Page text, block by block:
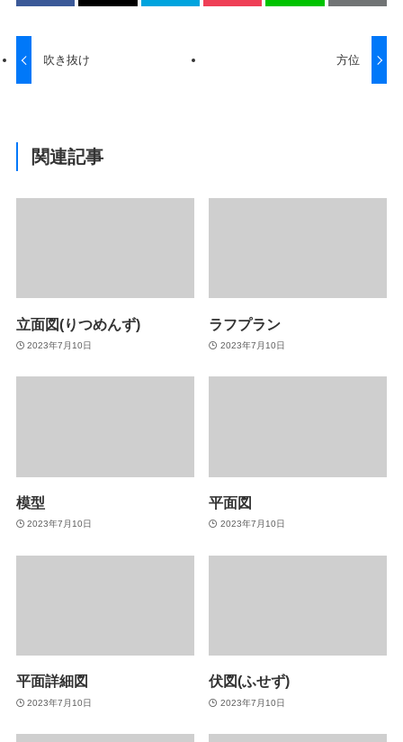
吹き抜け 方位
関連記事
立面図(りつめんず)
2023年7月10日
ラフプラン
2023年7月10日
模型
2023年7月10日
平面図
2023年7月10日
平面詳細図
2023年7月10日
伏図(ふせず)
2023年7月10日